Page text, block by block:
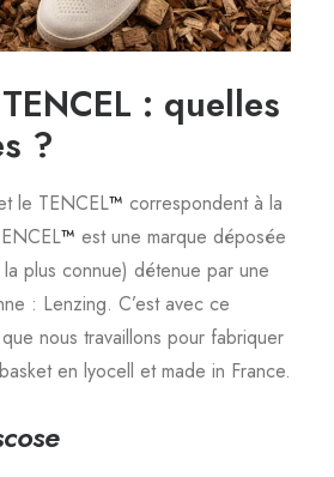
: quelles
?
le TENCEL™ correspondent à la
™ est une marque déposée
plus connue) détenue par une
: Lenzing. C’est avec ce
nous travaillons pour fabriquer
en lyocell et made in France.